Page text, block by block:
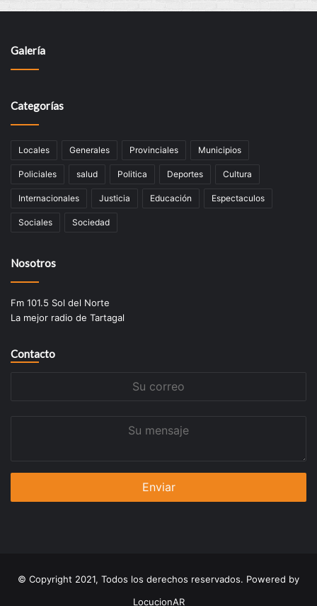
Galería
Categorías
Locales Generales Provinciales Municipios
Policiales salud Politica Deportes Cultura
Internacionales Justicia Educación Espectaculos
Sociales Sociedad
Nosotros
Fm 101.5 Sol del Norte
La mejor radio de Tartagal
Contacto
© Copyright 2021, Todos los derechos reservados. Powered by
LocucionAR